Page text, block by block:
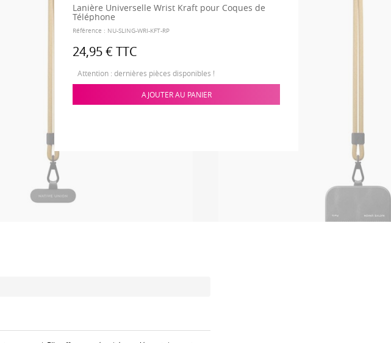
Lanière Universelle Wrist Kraft pour Coques de
Téléphone
Référence : NU-SLING-WRI-KFT-RP
24,95 € TTC
Attention : dernières pièces disponibles !
AJOUTER AU PANIER